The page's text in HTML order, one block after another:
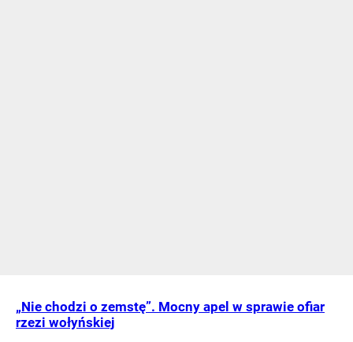
„Nie chodzi o zemstę”. Mocny apel w sprawie ofiar
rzezi wołyńskiej